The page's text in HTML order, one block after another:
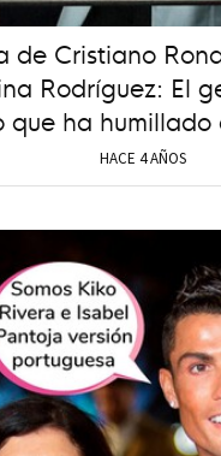
de Cristiano
Rodríguez: El
que ha
HACE 4 AÑOS